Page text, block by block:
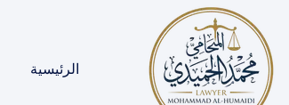
المحتوى
الرئيسية